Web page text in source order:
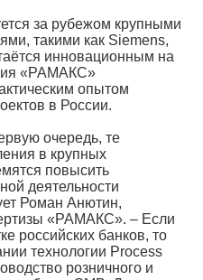
за рубежом крупными
такими как Siemens,
инновационным на
«РАМАКС»
опытом
в России.
очередь, те
в крупных
повысить
деятельности
Роман Анютин,
«РАМАКС». – Если
российских банков, то
технологии Process
розничного и